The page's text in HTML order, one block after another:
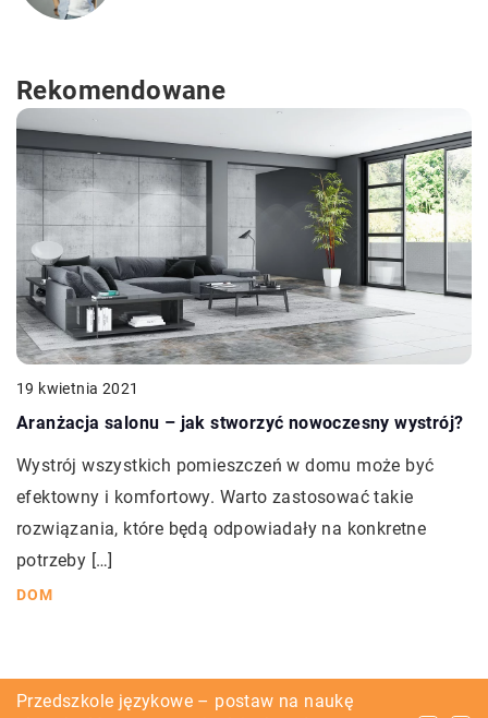
Rekomendowane
19 kwietnia 2021
Aranżacja salonu – jak stworzyć nowoczesny wystrój?
Wystrój wszystkich pomieszczeń w domu może być
efektowny i komfortowy. Warto zastosować takie
rozwiązania, które będą odpowiadały na konkretne
potrzeby […]
DOM
Pierwsza przygoda ze skokami ze
Przedszkole językowe – postaw na naukę
Prowadzenie międzynarodowego